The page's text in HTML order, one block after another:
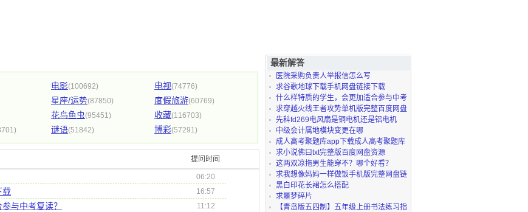
电影(100692) 电视(74776)
星座/运势(87850) 度假旅游(60769)
花鸟鱼虫(95451) 收藏(116703)
谜语(51842) 博彩(57291)
提问时间
06:20
载 16:57
与中考复读？ 11:12
最新解答
医院采购负责人举报信怎么写
求谷歌地球下载手机网盘链接下载
什么样特质的学生，会更加适合参与中考
复读？
求穿越火线王者攻势单机版完整百度网盘
链接先科fd269电风扇是铜电机还是铝电机
中级会计属地模块变更在哪
成人高考聚题库app下载成人高考聚题库
软件下载v2.1.
求小说佛曰txt完整版百度网盘资源
这两双凉拖男生能穿不？哪个好看？
求我想像妈妈一样做饭手机版完整网盘链
接下载
黑白印花长裙怎么搭配
求噩梦碎片
【青岛版五四制】五年级上册书法练习指